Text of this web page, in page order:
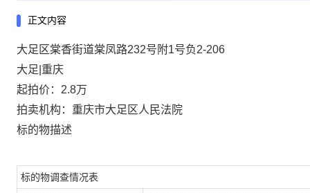
正文内容
大足区棠香街道棠凤路232号附1号负2-206
大足|重庆
起拍价：2.8万
拍卖机构：重庆市大足区人民法院
标的物描述
标的物调查情况表